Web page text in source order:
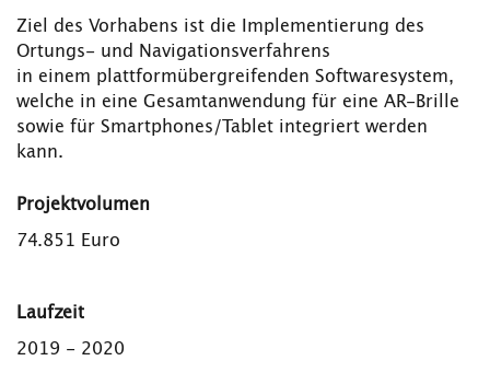
Ziel des Vorhabens ist die Implementierung des
Ortungs- und Navigationsverfahrens
in einem plattformübergreifenden Softwaresystem,
welche in eine Gesamtanwendung für eine AR-Brille
sowie für Smartphones/Tablet integriert werden
kann.
Projektvolumen
74.851 Euro
Laufzeit
2019 - 2020